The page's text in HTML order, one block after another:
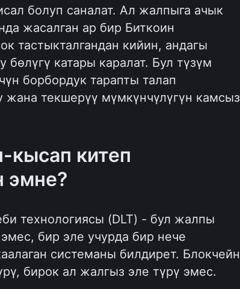
болуп саналат. Ал жалпыга ачык
жасалган ар бир Биткоин
тастыкталгандан кийин, андагы
катары каралат. Бул түзүм
борбордук тарапты талап
жана текшерүү мүмкүнчүлүгүн камсыз
кысап китеп
эмне?
технологиясы (DLT) - бул жалпы
бир эле учурда бир нече
системаны билдирет. Блокчейн
бирок ал жалгыз эле түрү эмес.